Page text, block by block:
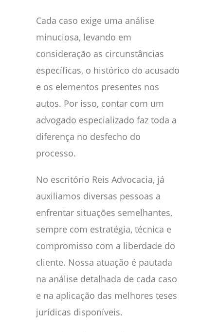
Cada caso exige uma análise
minuciosa, levando em
consideração as circunstâncias
específicas, o histórico do acusado
e os elementos presentes nos
autos. Por isso, contar com um
advogado especializado faz toda a
diferença no desfecho do
processo.
No escritório Reis Advocacia, já
auxiliamos diversas pessoas a
enfrentar situações semelhantes,
sempre com estratégia, técnica e
compromisso com a liberdade do
cliente. Nossa atuação é pautada
na análise detalhada de cada caso
e na aplicação das melhores teses
jurídicas disponíveis.